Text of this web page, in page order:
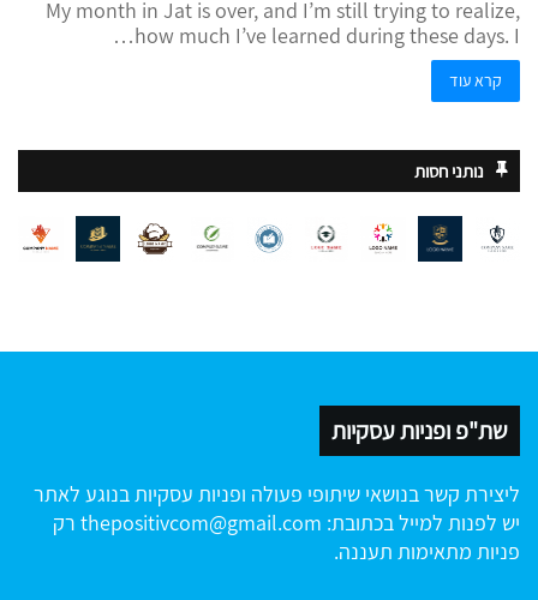
My month in Jat is over, and I’m still trying to realize,
how much I’ve learned during these days. I…
קרא עוד
נותני חסות
שת"פ ופניות עסקיות
ליצירת קשר בנושאי שיתופי פעולה ופניות עסקיות בנוגע לאתר
יש לפנות למייל בכתובת: thepositivcom@gmail.com רק
פניות מתאימות תעננה.